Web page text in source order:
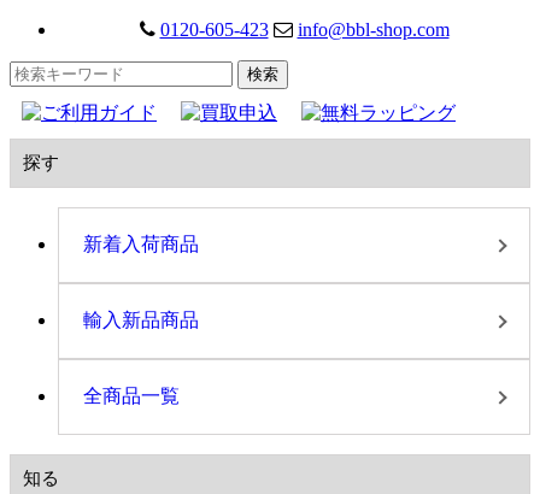
0120-605-423 info@bbl-shop.com
探す
新着入荷商品
輸入新品商品
全商品一覧
知る